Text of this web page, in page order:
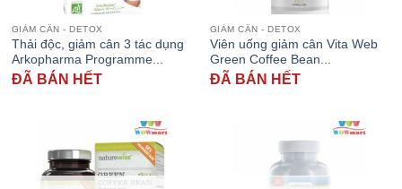
GIẢM CÂN - DETOX
Thải độc, giảm cân 3 tác dụng
Arkopharma Programme...
ĐÃ BÁN HẾT
GIẢM CÂN - DETOX
Viên uống giảm cân Vita Web
Green Coffee Bean...
ĐÃ BÁN HẾT